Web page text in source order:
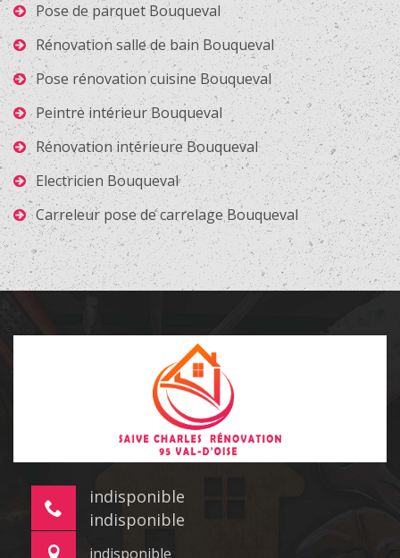
Pose de parquet Bouqueval
Rénovation salle de bain Bouqueval
Pose rénovation cuisine Bouqueval
Peintre intérieur Bouqueval
Rénovation intérieure Bouqueval
Electricien Bouqueval
Carreleur pose de carrelage Bouqueval
indisponible
indisponible
indisponible